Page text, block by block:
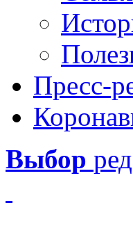
Пресс-
Выбор